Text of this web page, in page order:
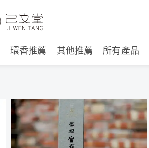
環香推薦 其他推薦 所有產品